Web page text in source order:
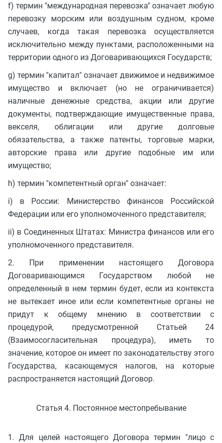
f) термин "международная перевозка" означает любую
перевозку морским или воздушным судном, кроме
случаев, когда такая перевозка осуществляется
исключительно между пунктами, расположенными на
территории одного из Договаривающихся Государств;
g) термин "капитал" означает движимое и недвижимое
имущество и включает (но не ограничивается)
наличные денежные средства, акции или другие
документы, подтверждающие имущественные права,
векселя, облигации или другие долговые
обязательства, а также патенты, торговые марки,
авторские права или другие подобные им или
имущество;
h) термин "компетентный орган" означает:
i) в России: Министерство финансов Российской
Федерации или его уполномоченного представителя;
ii) в Соединенных Штатах: Министра финансов или его
уполномоченного представителя.
2. При применении настоящего Договора
Договаривающимся Государством любой не
определенный в нем термин будет, если из контекста
не вытекает иное или если компетентные органы не
придут к общему мнению в соответствии с
процедурой, предусмотренной Статьей 24
(Взаимосогласительная процедура), иметь то
значение, которое он имеет по законодательству этого
Государства, касающемуся налогов, на которые
распространяется настоящий Договор.
Статья 4. Постоянное местопребывание
1. Для целей настоящего Договора термин "лицо с